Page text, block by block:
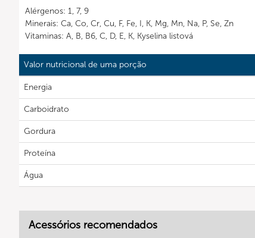
Alérgenos: 1, 7, 9
Minerais: Ca, Co, Cr, Cu, F, Fe, I, K, Mg, Mn, Na, P, Se, Zn
Vitaminas: A, B, B6, C, D, E, K, Kyselina listová
Valor nutricional de uma porção
Energia
Carboidrato
Gordura
Proteína
Água
Acessórios recomendados